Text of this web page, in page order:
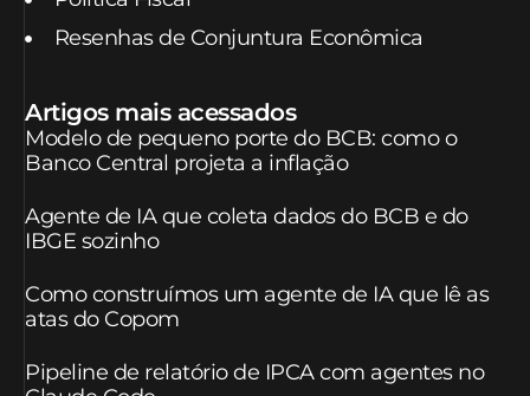
Resenhas de Conjuntura Econômica
Artigos mais acessados
Modelo de pequeno porte do BCB: como o
Banco Central projeta a inflação
Agente de IA que coleta dados do BCB e do
IBGE sozinho
Como construímos um agente de IA que lê as
atas do Copom
Pipeline de relatório de IPCA com agentes no